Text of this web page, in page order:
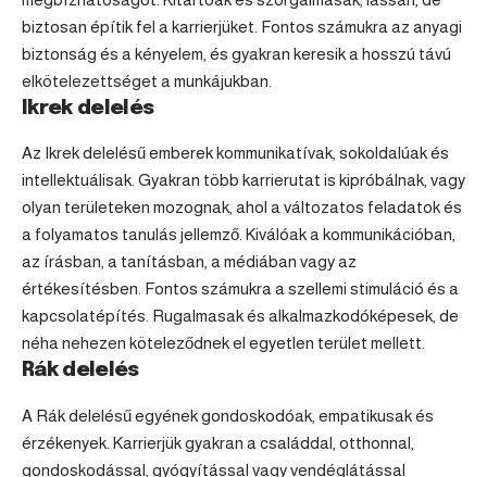
biztosan építik fel a karrierjüket. Fontos számukra az anyagi
biztonság és a kényelem, és gyakran keresik a hosszú távú
elkötelezettséget a munkájukban.
Ikrek delelés
Az Ikrekdelelésű emberek kommunikatívak, sokoldalúak és
intellektuálisak. Gyakran több karrierutat is kipróbálnak, vagy
olyan területeken mozognak, ahol a változatos feladatok és
a folyamatos tanulás jellemző. Kiválóak a kommunikációban,
az írásban, a tanításban, a médiában vagy az
értékesítésben. Fontos számukra a szellemi stimuláció és a
kapcsolatépítés. Rugalmasak és alkalmazkodóképesek, de
néha nehezen köteleződnek el egyetlen terület mellett.
Rák delelés
A Rák delelésű egyének gondoskodóak, empatikusak és
érzékenyek. Karrierjük gyakran a családdal, otthonnal,
gondoskodással, gyógyítással vagy vendéglátással